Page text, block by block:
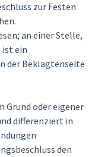
zur Festen
an einer Stelle,
ist ein
der Beklagtenseite
Grund oder eigener
differenziert in
den